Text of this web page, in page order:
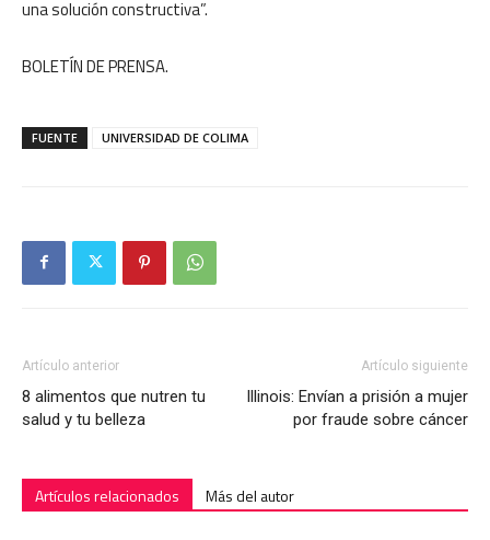
una solución constructiva”.
BOLETÍN DE PRENSA.
FUENTE UNIVERSIDAD DE COLIMA
Artículo anterior
8 alimentos que nutren tu
salud y tu belleza
Artículo siguiente
Illinois: Envían a prisión a mujer
por fraude sobre cáncer
Artículos relacionados Más del autor